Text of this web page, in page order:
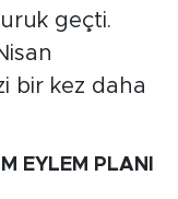
geçti.
bir kez daha
EYLEM PLANI